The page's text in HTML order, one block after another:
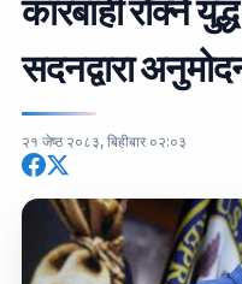
कारबाही रोक्ने
सदनद्वारा
२१ जेष्ठ २०८३, बिहीबार ०२:०३